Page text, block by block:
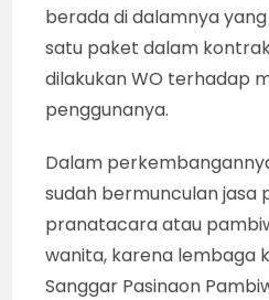
berada di dalamnya
satu paket dalam
dilakukan WO terhadap
penggunanya.
Dalam
sudah bermunculan jasa
pranatacara atau
wanita, karena lembaga
Sanggar Pasinaon